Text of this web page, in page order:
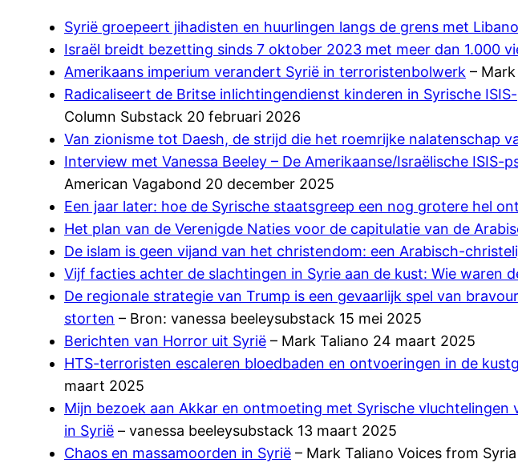
Syrië groepeert jihadisten en huurlingen langs de grens met
Israël breidt bezetting sinds 7 oktober 2023 met meer dan 1.000
Amerikaans imperium verandert Syrië in terroristenbolwerk –
Radicaliseert de Britse inlichtingendienst kinderen in Syrische
Column Substack 20 februari 2026
Van zionisme tot Daesh, de strijd die het roemrijke nalatenschap
Interview met Vanessa Beeley – De Amerikaanse/Israëlische
American Vagabond 20 december 2025
Een jaar later: hoe de Syrische staatsgreep een nog grotere hel
Het plan van de Verenigde Naties voor de capitulatie van de
De islam is geen vijand van het christendom: een Arabisch-
Vijf facties achter de slachtingen in Syrie aan de kust: Wie waren
De regionale strategie van Trump is een gevaarlijk spel van
storten – Bron: vanessa beeleysubstack 15 mei 2025
Berichten van Horror uit Syrië – Mark Taliano 24 maart 2025
HTS-terroristen escaleren bloedbaden en ontvoeringen in de
maart 2025
Mijn bezoek aan Akkar en ontmoeting met Syrische
in Syrië – vanessa beeleysubstack 13 maart 2025
Chaos en massamoorden in Syrië – Mark Taliano Voices from